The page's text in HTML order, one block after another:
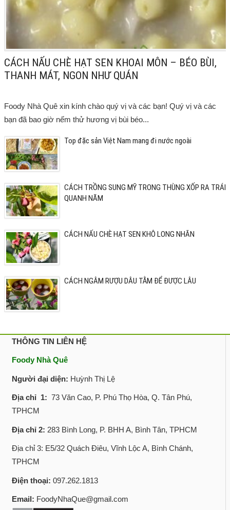
CÁCH NẤU CHÈ HẠT SEN KHOAI MÔN – BÉO BÙI,
THANH MÁT, NGON NHƯ QUÁN
Foody Nhà Quê xin kính chào quý vị và các bạn! Quý vị và các
bạn đã bao giờ nếm thử hương vị bùi béo...
Top đặc sản Việt Nam mang đi nước ngoài
CÁCH TRỒNG SUNG MỸ TRONG THÙNG XỐP RA TRÁI
QUANH NĂM
CÁCH NẤU CHÈ HẠT SEN KHÔ LONG NHÃN
CÁCH NGÂM RƯỢU DÂU TẰM ĐỂ ĐƯỢC LÂU
THÔNG TIN LIÊN HỆ
Foody Nhà Quê
Người đại diện: Huỳnh Thị Lệ
Địa chỉ 1: 73 Văn Cao, P. Phú Thọ Hòa, Q. Tân Phú,
TPHCM
Địa chỉ 2: 283 Bình Long, P. BHH A, Bình Tân, TPHCM
Địa chỉ 3: E5/32 Quách Điêu, Vĩnh Lộc A, Bình Chánh,
TPHCM
Điện thoại: 097.262.1813
Email: FoodyNhaQue@gmail.com